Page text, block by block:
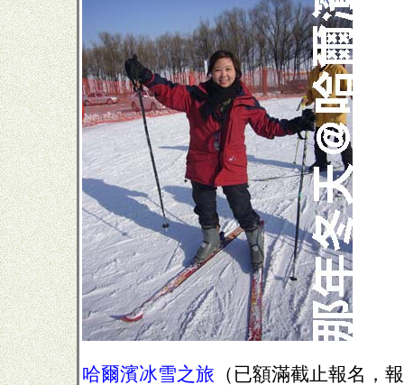
哈爾濱冰雪之旅 （已額滿截止報名，